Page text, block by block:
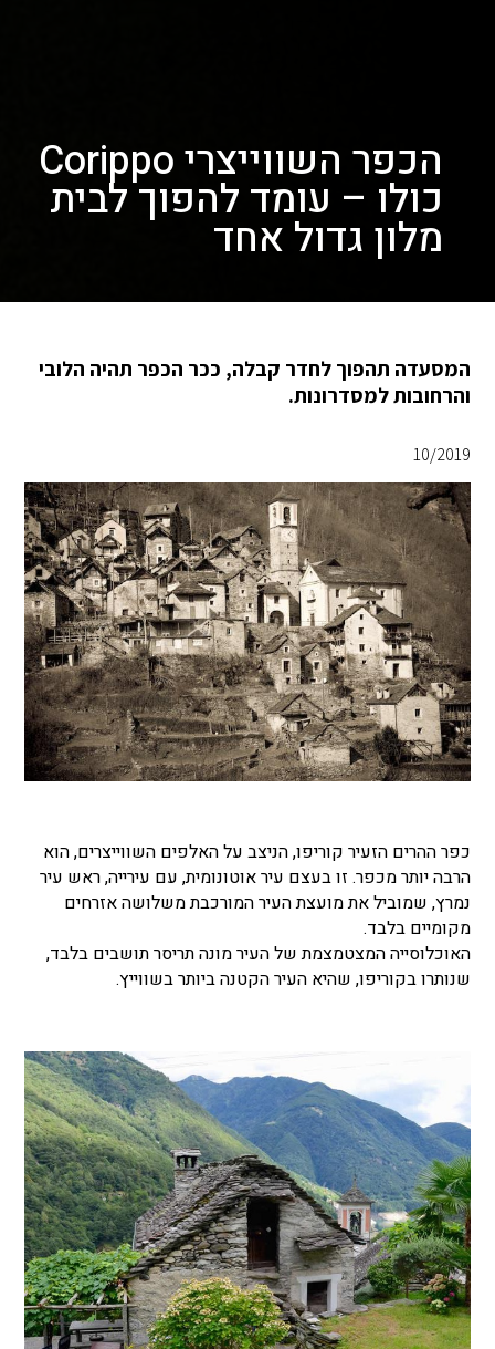
הכפר השווייצרי Corippo
כולו – עומד להפוך לבית
מלון גדול אחד
המסעדה תהפוך לחדר קבלה, ככר הכפר תהיה הלובי
והרחובות למסדרונות.
10/2019
כפר ההרים הזעיר קוריפו, הניצב על האלפים השווייצרים, הוא
הרבה יותר מכפר. זו בעצם עיר אוטונומית, עם עירייה, ראש עיר
נמרץ, שמוביל את מועצת העיר המורכבת משלושה אזרחים
מקומיים בלבד.
האוכלוסייה המצטמצמת של העיר מונה תריסר תושבים בלבד,
שנותרו בקוריפו, שהיא העיר הקטנה ביותר בשווייץ.